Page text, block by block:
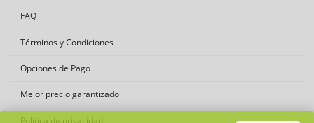
social
FAQ
Términos y Condiciones
Opciones de Pago
Mejor precio garantizado
Política de privacidad